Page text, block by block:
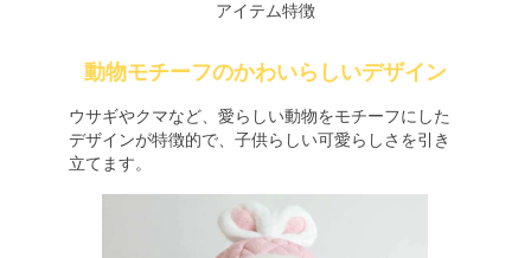
アイテム特徴
動物モチーフのかわいらしいデザイン
ウサギやクマなど、愛らしい動物をモチーフにした
デザインが特徴的で、子供らしい可愛らしさを引き
立てます。